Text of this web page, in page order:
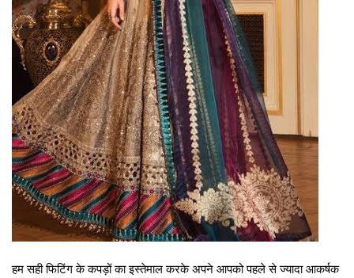
हम सही फिटिंग के कपड़ों का इस्तेमाल करके अपने आपको पहले से ज्यादा आकर्षक